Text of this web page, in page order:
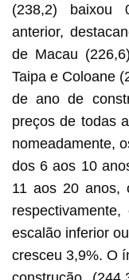
(238,2) baixou
anterior,
de Macau
Taipa e Coloane
de ano de
preços de todas
nomeadamente,
dos 6 aos 10
11 aos 20 anos,
escalão inferior
cresceu 3,9%. O